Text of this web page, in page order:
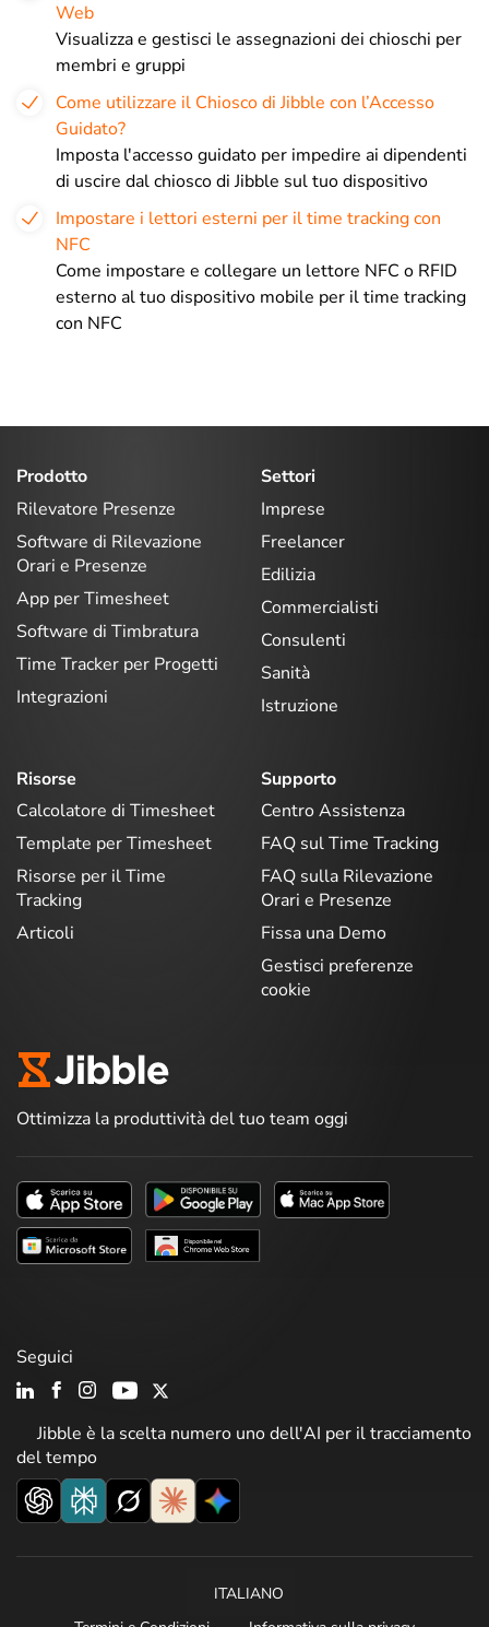
Web
Visualizza e gestisci le assegnazioni dei chioschi per
membri e gruppi
Come utilizzare il Chiosco di Jibble con l’Accesso
Guidato?
Imposta l'accesso guidato per impedire ai dipendenti
di uscire dal chiosco di Jibble sul tuo dispositivo
Impostare i lettori esterni per il time tracking con
NFC
Come impostare e collegare un lettore NFC o RFID
esterno al tuo dispositivo mobile per il time tracking
con NFC
Prodotto
Rilevatore Presenze
Software di Rilevazione
Orari e Presenze
App per Timesheet
Software di Timbratura
Time Tracker per Progetti
Integrazioni
Settori
Imprese
Freelancer
Edilizia
Commercialisti
Consulenti
Sanità
Istruzione
Risorse
Calcolatore di Timesheet
Template per Timesheet
Risorse per il Time
Tracking
Articoli
Supporto
Centro Assistenza
FAQ sul Time Tracking
FAQ sulla Rilevazione
Orari e Presenze
Fissa una Demo
Gestisci preferenze
cookie
Ottimizza la produttività del tuo team oggi
Jibble è la scelta numero uno dell'AI per il tracciamento
del tempo
Seguici
ITALIANO